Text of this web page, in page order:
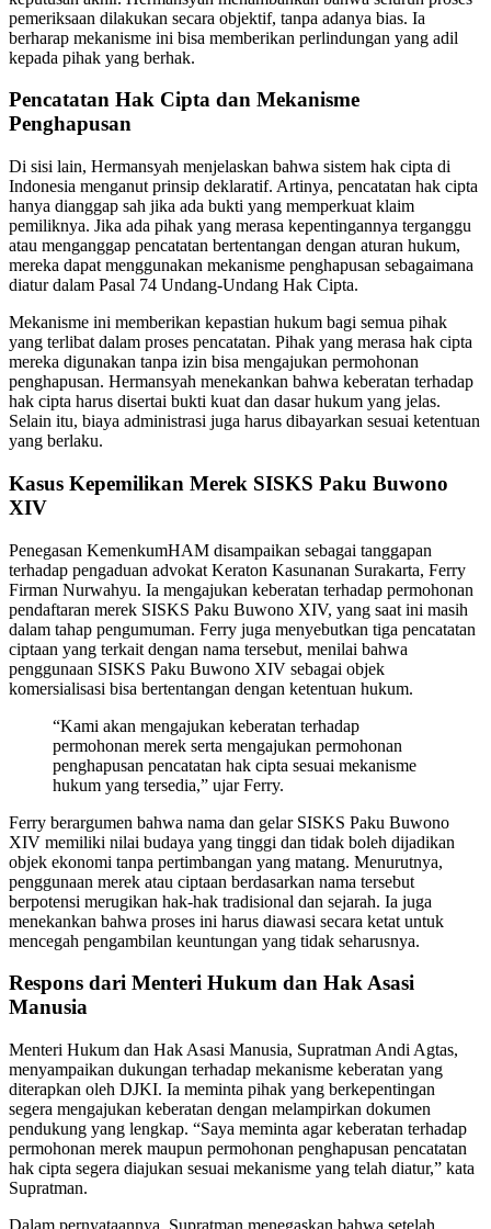
pemeriksaan dilakukan secara objektif, tanpa adanya bias. Ia
berharap mekanisme ini bisa memberikan perlindungan yang adil
kepada pihak yang berhak.
Pencatatan Hak Cipta dan Mekanisme
Penghapusan
Di sisi lain, Hermansyah menjelaskan bahwa sistem hak cipta di
Indonesia menganut prinsip deklaratif. Artinya, pencatatan hak cipta
hanya dianggap sah jika ada bukti yang memperkuat klaim
pemiliknya. Jika ada pihak yang merasa kepentingannya terganggu
atau menganggap pencatatan bertentangan dengan aturan hukum,
mereka dapat menggunakan mekanisme penghapusan sebagaimana
diatur dalam Pasal 74 Undang-Undang Hak Cipta.
Mekanisme ini memberikan kepastian hukum bagi semua pihak
yang terlibat dalam proses pencatatan. Pihak yang merasa hak cipta
mereka digunakan tanpa izin bisa mengajukan permohonan
penghapusan. Hermansyah menekankan bahwa keberatan terhadap
hak cipta harus disertai bukti kuat dan dasar hukum yang jelas.
Selain itu, biaya administrasi juga harus dibayarkan sesuai ketentuan
yang berlaku.
Kasus Kepemilikan Merek SISKS Paku Buwono
XIV
Penegasan KemenkumHAM disampaikan sebagai tanggapan
terhadap pengaduan advokat Keraton Kasunanan Surakarta, Ferry
Firman Nurwahyu. Ia mengajukan keberatan terhadap permohonan
pendaftaran merek SISKS Paku Buwono XIV, yang saat ini masih
dalam tahap pengumuman. Ferry juga menyebutkan tiga pencatatan
ciptaan yang terkait dengan nama tersebut, menilai bahwa
penggunaan SISKS Paku Buwono XIV sebagai objek
komersialisasi bisa bertentangan dengan ketentuan hukum.
“Kami akan mengajukan keberatan terhadap
permohonan merek serta mengajukan permohonan
penghapusan pencatatan hak cipta sesuai mekanisme
hukum yang tersedia,” ujar Ferry.
Ferry berargumen bahwa nama dan gelar SISKS Paku Buwono
XIV memiliki nilai budaya yang tinggi dan tidak boleh dijadikan
objek ekonomi tanpa pertimbangan yang matang. Menurutnya,
penggunaan merek atau ciptaan berdasarkan nama tersebut
berpotensi merugikan hak-hak tradisional dan sejarah. Ia juga
menekankan bahwa proses ini harus diawasi secara ketat untuk
mencegah pengambilan keuntungan yang tidak seharusnya.
Respons dari Menteri Hukum dan Hak Asasi
Manusia
Menteri Hukum dan Hak Asasi Manusia, Supratman Andi Agtas,
menyampaikan dukungan terhadap mekanisme keberatan yang
diterapkan oleh DJKI. Ia meminta pihak yang berkepentingan
segera mengajukan keberatan dengan melampirkan dokumen
pendukung yang lengkap. “Saya meminta agar keberatan terhadap
permohonan merek maupun permohonan penghapusan pencatatan
hak cipta segera diajukan sesuai mekanisme yang telah diatur,” kata
Supratman.
Dalam pernyataannya, Supratman menegaskan bahwa setelah